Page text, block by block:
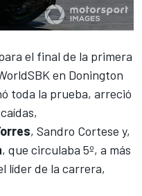
el final de la primera
en Donington
toda la prueba, arreció
, Sandro Cortese y,
, que circulaba 5º, a más
líder de la carrera,